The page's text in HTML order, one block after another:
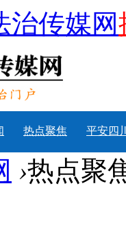
治传媒网
热点聚焦 平安四
›热点聚